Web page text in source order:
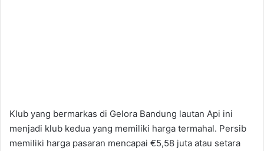
Klub yang bermarkas di Gelora Bandung lautan Api ini
menjadi klub kedua yang memiliki harga termahal. Persib
memiliki harga pasaran mencapai €5,58 juta atau setara